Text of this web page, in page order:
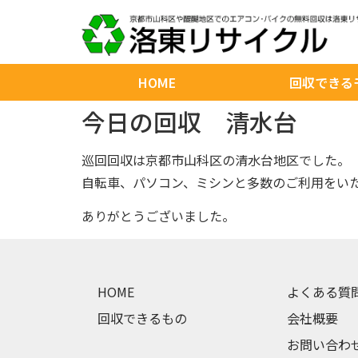
HOME 回収できる
今日の回収 清水台
巡回回収は京都市山科区の清水台地区でした。
自転車、パソコン、ミシンと多数のご利用をい
ありがとうございました。
HOME
回収できるもの
よくある質
会社概要
お問い合わ